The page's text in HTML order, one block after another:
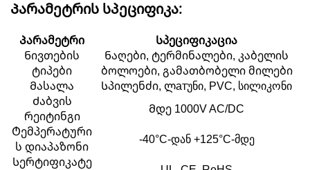
Პარამეტრის სპეციფიკა:
Პარამეტრი
Სპეციფიკაცია
Ნივთების
ტიპები
Ნაღები, ტერმინალები, კაბელის
ბოლოები, გამათბობელი მილები
Მასალა
Სპილენძი, ლатუნი, PVC, სილიკონი
Ძაბვის
რეიტინგი
Მდე 1000V AC/DC
Ტემპერატური
ს დიაპაზონი
-40°C-დან +125°C-მდე
Სერტიფიკატე